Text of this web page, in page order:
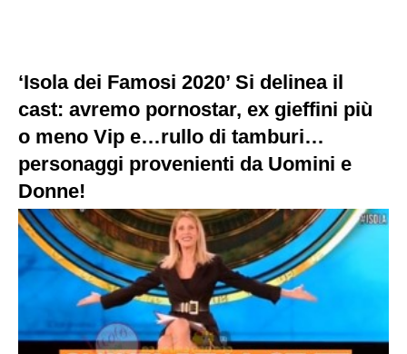
‘Isola dei Famosi 2020’ Si delinea il
cast: avremo pornostar, ex gieffini più
o meno Vip e…rullo di tamburi…
personaggi provenienti da Uomini e
Donne!